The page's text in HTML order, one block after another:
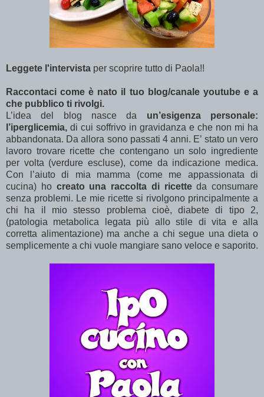
Leggete l'intervista per scoprire tutto di Paola!!
Raccontaci come è nato il tuo blog/canale youtube e a
che pubblico ti rivolgi.
L’idea del blog nasce da un’esigenza personale:
l’iperglicemia, di cui soffrivo in gravidanza e che non mi ha
abbandonata. Da allora sono passati 4 anni. E’ stato un vero
lavoro trovare ricette che contengano un solo ingrediente
per volta (verdure escluse), come da indicazione medica.
Con l’aiuto di mia mamma (come me appassionata di
cucina) ho creato una raccolta di ricetteda consumare
senza problemi. Le mie ricette si rivolgono principalmente a
chi ha il mio stesso problema cioè, diabete di tipo 2,
(patologia metabolica legata più allo stile di vita e alla
corretta alimentazione) ma anche a chi segue una dieta o
semplicemente a chi vuole mangiare sano veloce e saporito.